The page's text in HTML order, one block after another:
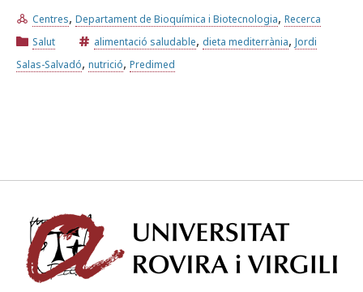
Centres, Departament de Bioquímica i Biotecnologia, Recerca
Salut
alimentació saludable, dieta mediterrània, Jordi
Salas-Salvadó, nutrició, Predimed